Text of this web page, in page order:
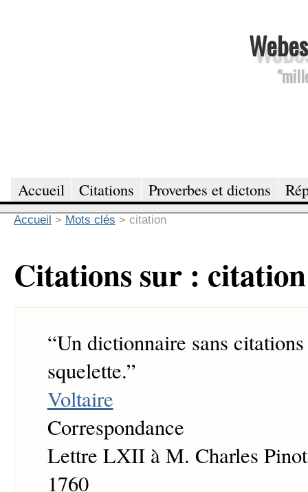
Accueil Citations Proverbes et dictons
Accueil > Mots clés > citation
Citations sur : citation
“Un dictionnaire sans
squelette.”
Voltaire
Correspondance
Lettre LXII à M. Charles
1760